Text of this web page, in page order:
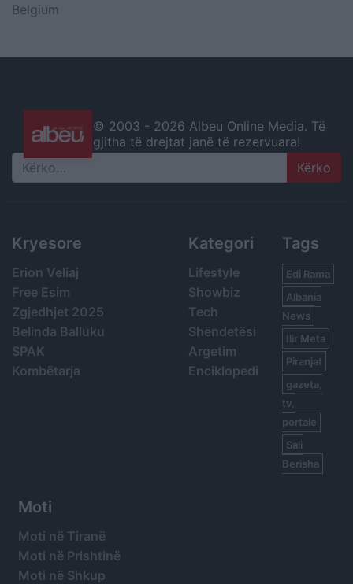
Belgium
© 2003 - 2026 Albeu Online Media. Të
gjitha të drejtat janë të rezervuara!
Search
Kryesore
Erion Veliaj
Free Esim
Zgjedhjet 2025
Belinda Balluku
SPAK
Kombëtarja
Kategori
Lifestyle
Showbiz
Tech
Shëndetësi
Argetim
Enciklopedi
Tags
Edi Rama
Albania
News
Ilir Meta
Piranjat
gazeta,
tv,
portale
Sali
Berisha
Moti
Moti në Tiranë
Moti në Prishtinë
Moti në Shkup